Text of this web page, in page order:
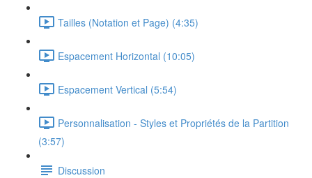
Tailles (Notation et Page) (4:35)
Espacement Horizontal (10:05)
Espacement Vertical (5:54)
Personnalisation - Styles et Propriétés de la Partition
(3:57)
Discussion